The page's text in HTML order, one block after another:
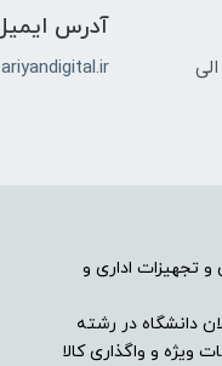
از 9 الی 14 و 17 الی
آدرس
تجهیزات اداری و
فارغ التحصیلان دانشگاه در رشته
ویژه و واگذاری کالا